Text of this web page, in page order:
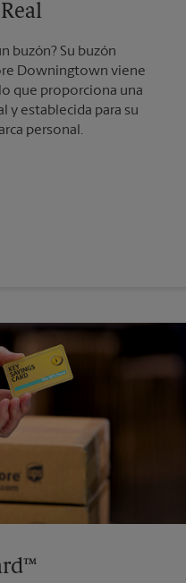
buzón? Su buzón
Downingtown viene
que proporciona una
y establecida para su
personal.